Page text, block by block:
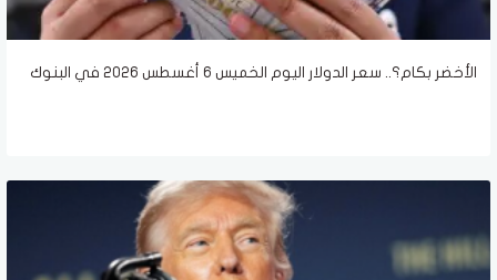
الأخضر بكام؟.. سعر الدولار اليوم الخميس 6 أغسطس 2026 في البنوك